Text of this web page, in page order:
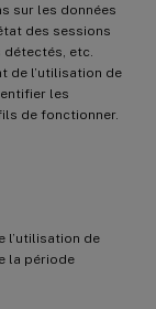
sur les données
des sessions
etc.
de l’utilisation de
les
de fonctionner.
l’utilisation de
la période